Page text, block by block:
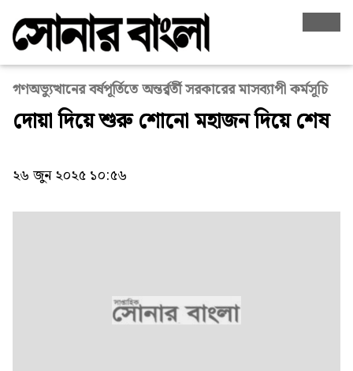
গণঅভ্যুত্থানের বর্ষপূর্তিতে অন্তর্র্বর্তী সরকারের মাসব্যাপী কর্মসূচি
দোয়া দিয়ে শুরু শোনো মহাজন দিয়ে শেষ
২৬ জুন ২০২৫ ১০:৫৬